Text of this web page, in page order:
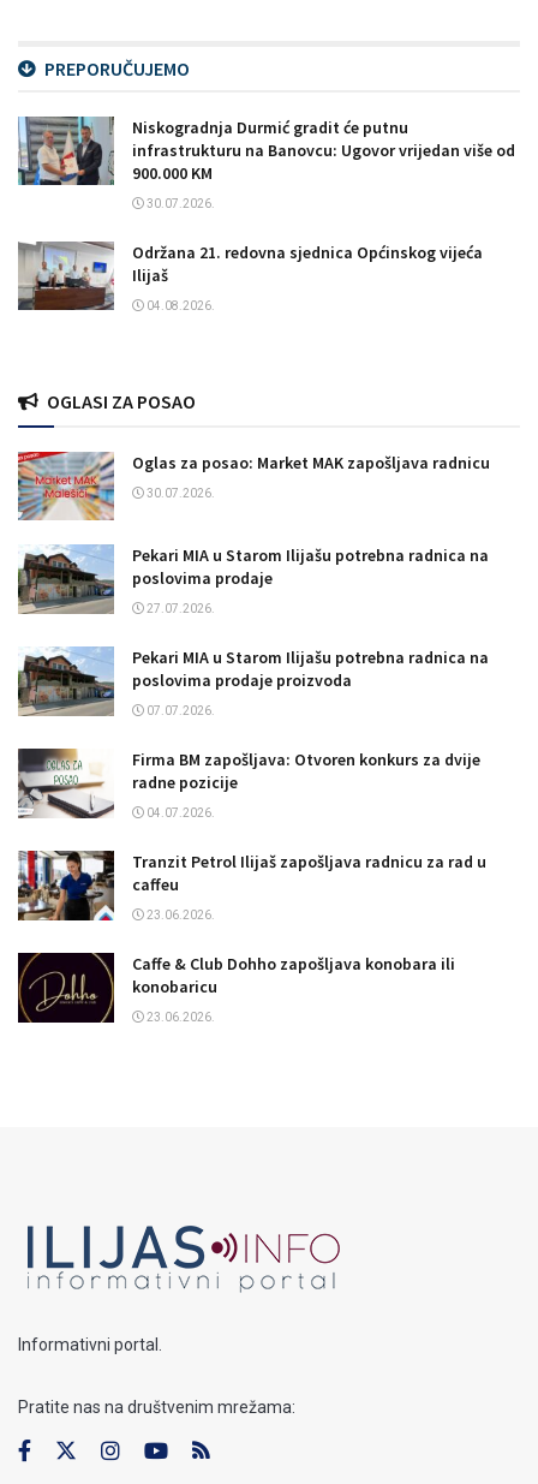
PREPORUČUJEMO
Niskogradnja Durmić gradit će putnu
infrastrukturu na Banovcu: Ugovor vrijedan više od
900.000 KM
30.07.2026.
Održana 21. redovna sjednica Općinskog vijeća
Ilijaš
04.08.2026.
OGLASI ZA POSAO
Oglas za posao: Market MAK zapošljava radnicu
30.07.2026.
Pekari MIA u Starom Ilijašu potrebna radnica na
poslovima prodaje
27.07.2026.
Pekari MIA u Starom Ilijašu potrebna radnica na
poslovima prodaje proizvoda
07.07.2026.
Firma BM zapošljava: Otvoren konkurs za dvije
radne pozicije
04.07.2026.
Tranzit Petrol Ilijaš zapošljava radnicu za rad u
caffeu
23.06.2026.
Caffe & Club Dohho zapošljava konobara ili
konobaricu
23.06.2026.
Informativni portal.
Pratite nas na društvenim mrežama: